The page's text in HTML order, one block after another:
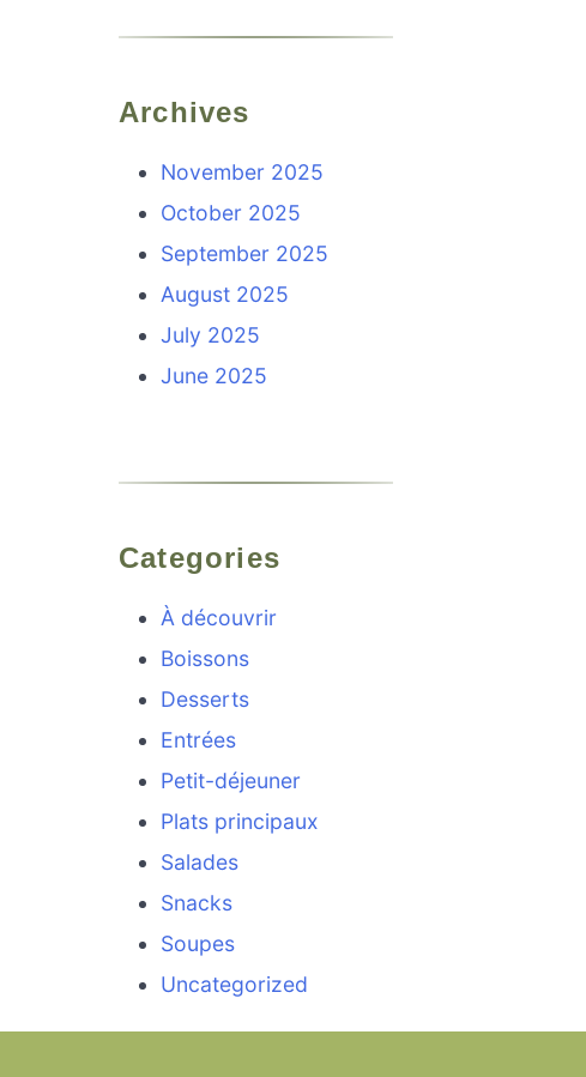
Archives
November 2025
October 2025
September 2025
August 2025
July 2025
June 2025
Categories
À découvrir
Boissons
Desserts
Entrées
Petit-déjeuner
Plats principaux
Salades
Snacks
Soupes
Uncategorized